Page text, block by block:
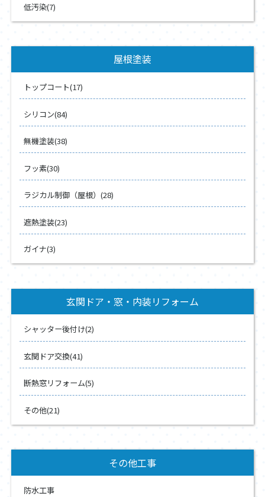
低汚染(7)
屋根塗装
トップコート(17)
シリコン(84)
無機塗装(38)
フッ素(30)
ラジカル制御（屋根）(28)
遮熱塗装(23)
ガイナ(3)
玄関ドア・窓・内装リフォーム
シャッター後付け(2)
玄関ドア交換(41)
断熱窓リフォーム(5)
その他(21)
その他工事
防水工事